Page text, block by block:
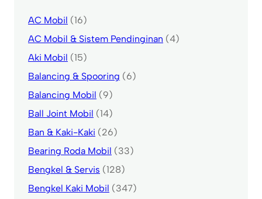
AC Mobil (16)
AC Mobil & Sistem Pendinginan (4)
Aki Mobil (15)
Balancing & Spooring (6)
Balancing Mobil (9)
Ball Joint Mobil (14)
Ban & Kaki-Kaki (26)
Bearing Roda Mobil (33)
Bengkel & Servis (128)
Bengkel Kaki Mobil (347)